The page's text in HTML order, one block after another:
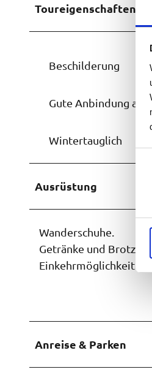
g
Toureigenschaften
Beschilderung
Gute Anbindung an
Wintertauglich
Ausrüstung
Wanderschuhe.
Getränke und Brotzeit.
Einkehrmöglichkeiten
Anreise & Parken